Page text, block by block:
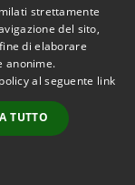
2026 • Comune di
• Powered by
•
Accesso
redazione
strettamente
del sito,
di elaborare
anonime.
al seguente link
TUTTO